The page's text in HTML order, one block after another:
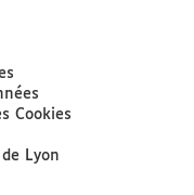
Cookies
Lyon